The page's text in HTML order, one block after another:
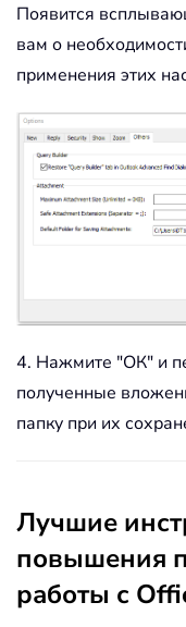
Появится
вам о
применения этих
4. Нажмите "ОК" и
полученные
папку при их
Лучшие
повышения
работы с